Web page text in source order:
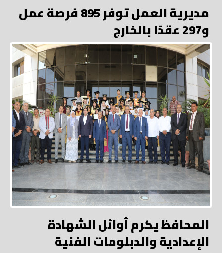
مديرية العمل توفر 895 فرصة عمل
و297 عقدًا بالخارج
المحافظ يكرم أوائل الشهادة
الإعدادية والدبلومات الفنية